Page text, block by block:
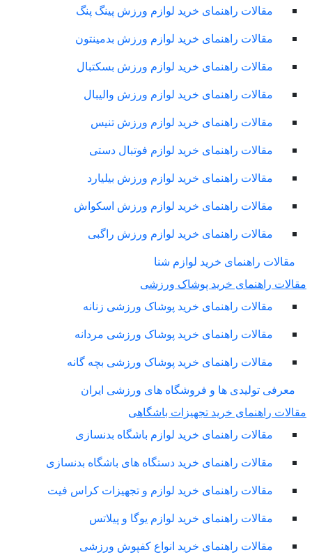
مقالات راهنمای خرید لوازم ورزش پینگ پنگ
مقالات راهنمای خرید لوازم ورزش بدمینتون
مقالات راهنمای خرید لوازم ورزش بسکتبال
مقالات راهنمای خرید لوازم ورزش والیبال
مقالات راهنمای خرید لوازم ورزش تنیس
مقالات راهنمای خرید لوازم فوتبال دستی
مقالات راهنمای خرید لوازم ورزش بیلیارد
مقالات راهنمای خرید لوازم ورزش اسکواش
مقالات راهنمای خرید لوازم ورزش راگبی
مقالات راهنمای خرید لوازم شنا
راهنمای خرید پوشاک ورزشی
مقالات راهنمای خرید پوشاک ورزشی زنانه
مقالات راهنمای خرید پوشاک ورزشی مردانه
مقالات راهنمای خرید پوشاک ورزشی بچه گانه
معرفی تولیدی ها و فروشگاه های ورزشی ایران
راهنمای خرید تجهیزات باشگاهی
مقالات راهنمای خرید لوازم باشگاه بدنسازی
مقالات راهنمای خرید دستگاه های باشگاه بدنسازی
مقالات راهنمای خرید لوازم و تجهیزات کراس فیت
مقالات راهنمای خرید لوازم یوگا و پیلاتس
مقالات راهنمای خرید انواع کفپوش ورزشی